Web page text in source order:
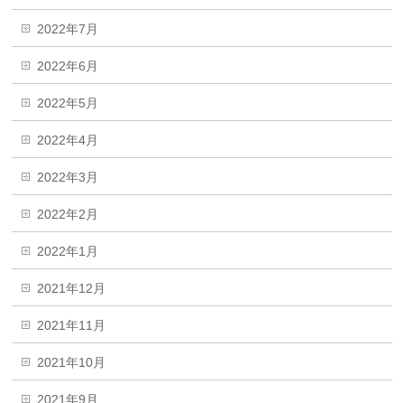
2022年7月
2022年6月
2022年5月
2022年4月
2022年3月
2022年2月
2022年1月
2021年12月
2021年11月
2021年10月
2021年9月